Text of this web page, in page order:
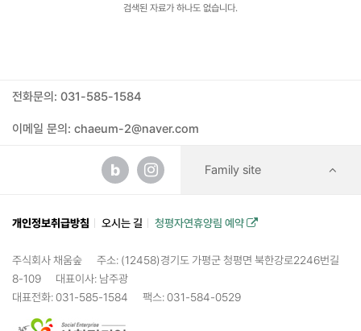
검색된 자료가 하나도 없습니다.
전화문의: 031-585-1584
이메일 문의: chaeum-2@naver.com
b Family site
개인정보취급방침 오시는 길 청평자연휴양림 예약
주식회사 채움숲
주소: (12458)경기도 가평군 청평면 북한강로2246번길
8-109
대표이사: 남주광
대표전화: 031-585-1584
팩스: 031-584-0529